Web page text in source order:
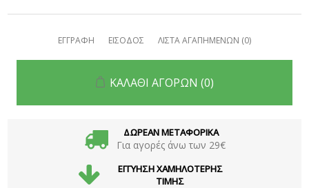
ΕΓΓΡΑΦΗ ΕΙΣΟΔΟΣ ΛΙΣΤΑ ΑΓΑΠΗΜΕΝΩΝ (0)
ΚΑΛΑΘΙ ΑΓΟΡΩΝ (0)
ΔΩΡΕΑΝ ΜΕΤΑΦΟΡΙΚΑ
Για αγορές άνω των 29€
ΕΓΓΥΗΣΗ ΧΑΜΗΛΟΤΕΡΗΣ
ΤΙΜΗΣ